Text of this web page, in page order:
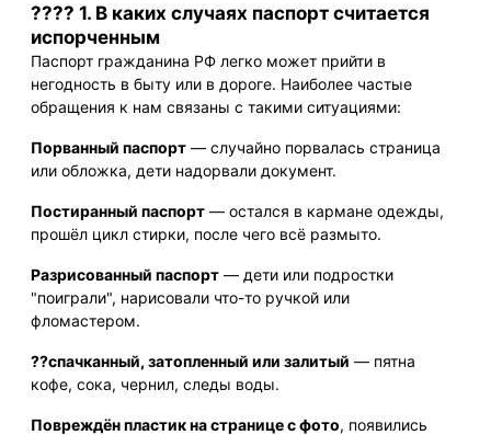
???? 1. В каких случаях паспорт считается
испорченным
Паспорт гражданина РФ легко может прийти в
негодность в быту или в дороге. Наиболее частые
обращения к нам связаны с такими ситуациями:
Порванный паспорт — случайно порвалась страница
или обложка, дети надорвали документ.
Постиранный паспорт — остался в кармане одежды,
прошёл цикл стирки, после чего всё размыто.
Разрисованный паспорт — дети или подростки
"поиграли", нарисовали что-то ручкой или
фломастером.
??спачканный, затопленный или залитый — пятна
кофе, сока, чернил, следы воды.
Повреждён пластик на странице с фото, появились